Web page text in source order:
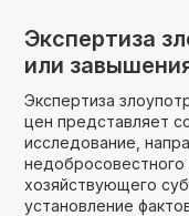
Экспертиза
или
Экспертиза
цен представляет
исследование,
хозяйствующего
установление